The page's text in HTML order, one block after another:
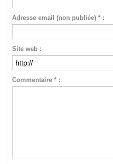
Adresse email (non publiée) * :
Site web :
Commentaire * :